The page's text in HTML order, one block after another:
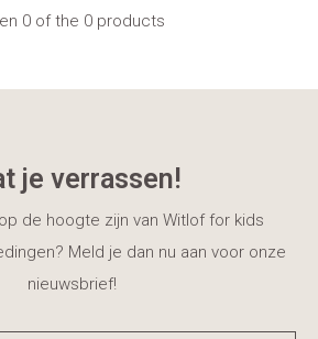
0 of the 0 products
je verrassen!
de hoogte zijn van Witlof for kids
Meld je dan nu aan voor onze
nieuwsbrief!